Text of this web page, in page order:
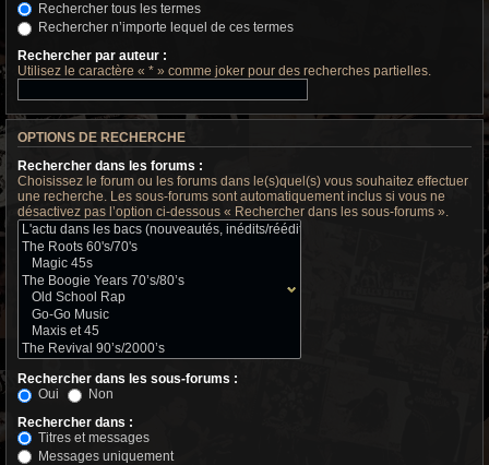
Rechercher tous les termes
Rechercher n’importe lequel de ces termes
Rechercher par auteur :
Utilisez le caractère « * » comme joker pour des recherches partielles.
OPTIONS DE RECHERCHE
Rechercher dans les forums :
Choisissez le forum ou les forums dans le(s)quel(s) vous souhaitez effectuer
une recherche. Les sous-forums sont automatiquement inclus si vous ne
désactivez pas l’option ci-dessous « Rechercher dans les sous-forums ».
Rechercher dans les sous-forums :
Oui
Non
Rechercher dans :
Titres et messages
Messages uniquement